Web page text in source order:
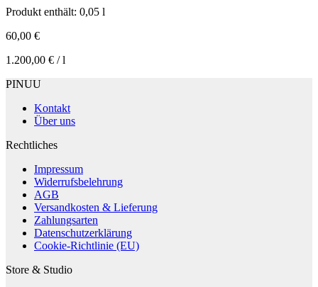
Produkt enthält: 0,05 l
60,00 €
1.200,00 € /l
PINUU
Kontakt
Über uns
Rechtliches
Impressum
Widerrufsbelehrung
AGB
Versandkosten & Lieferung
Zahlungsarten
Datenschutzerklärung
Cookie-Richtlinie (EU)
Store & Studio